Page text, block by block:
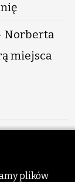
Norberta
miejsca
plików